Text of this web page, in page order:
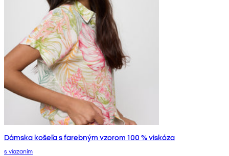
Dámska košeľa s farebným vzorom 100 % viskóza
s viazaním